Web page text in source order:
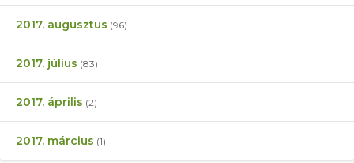
2017. augusztus (96)
2017. július (83)
2017. április (2)
2017. március (1)